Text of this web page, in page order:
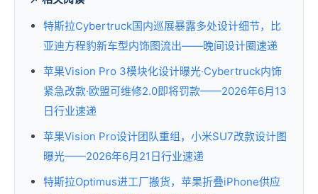
特斯拉Cybertruck国内巡展暴露多处设计细节，比
亚迪方程豹新车型内饰图流出——晚间设计圈速递
苹果Vision Pro 3模块化设计曝光·Cybertruck内饰
紧急改款·欧盟可维修2.0即将罚款——2026年6月13
日行业速递
苹果Vision Pro设计团队重组，小米SU7改款设计图
曝光——2026年6月21日行业速递
特斯拉Optimus进工厂搬货，苹果折叠iPhone供应